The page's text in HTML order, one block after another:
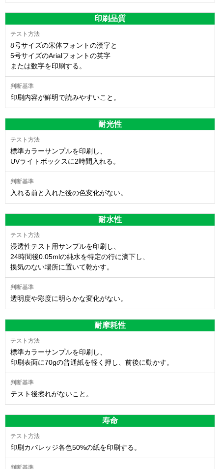
印刷品質
8号サイズの宋体フォントの漢字と
5号サイズのArialフォントの英字
または数字を印刷する。
印刷内容が鮮明で読みやすいこと。
耐光性
標準カラーサンプルを印刷し、
UVライトボックスに2時間入れる。
入れる前と入れた後の色変化がない。
耐水性
浸透性テスト用サンプルを印刷し、
24時間後0.05mlの純水を特定の行に滴下し、
換気のない場所に置いて乾かす。
透明度や彩度に明らかな変化がない。
耐摩耗性
標準カラーサンプルを印刷し、
印刷表面に70gの普通紙を軽く押し、前後に動かす。
テスト後擦れがないこと。
寿命
印刷カバレッジ各色50%の紙を印刷する。